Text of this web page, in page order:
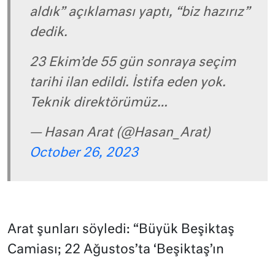
aldık” açıklaması yaptı, “biz hazırız”
dedik.
23 Ekim’de 55 gün sonraya seçim
tarihi ilan edildi. İstifa eden yok.
Teknik direktörümüz…
— Hasan Arat (@Hasan_Arat)
October 26, 2023
Arat şunları söyledi: “Büyük Beşiktaş
Camiası; 22 Ağustos’ta ‘Beşiktaş’ın